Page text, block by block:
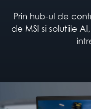
Prin hub-ul de
de MSI si solutiile